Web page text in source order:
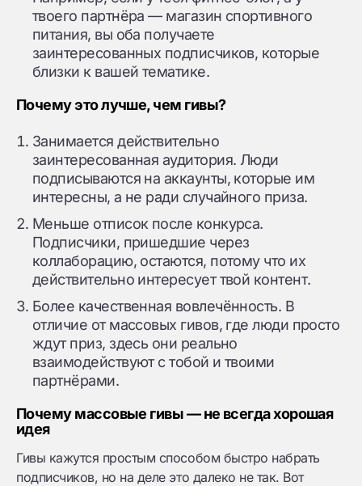
твоего партнёра — магазин спортивного
питания, вы оба получаете
заинтересованных подписчиков, которые
близки к вашей тематике.
Почему это лучше, чем гивы?
Занимается действительно
заинтересованная аудитория. Люди
подписываются на аккаунты, которые им
интересны, а не ради случайного приза.
Меньше отписок после конкурса.
Подписчики, пришедшие через
коллаборацию, остаются, потому что их
действительно интересует твой контент.
Более качественная вовлечённость. В
отличие от массовых гивов, где люди просто
ждут приз, здесь они реально
взаимодействуют с тобой и твоими
партнёрами.
Почему массовые гивы — не всегда хорошая
идея
Гивы кажутся простым способом быстро набрать
подписчиков, но на деле это далеко не так. Вот